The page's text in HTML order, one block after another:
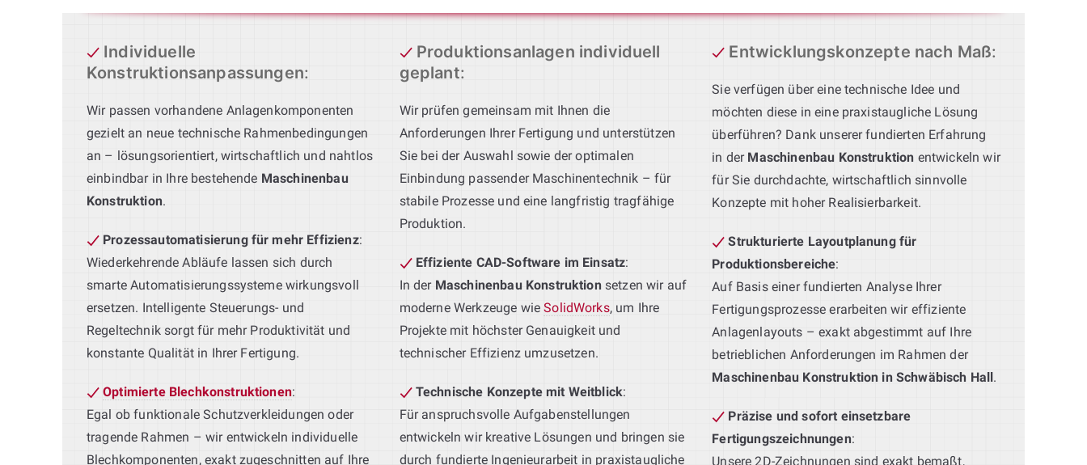
Individuelle
Konstruktionsanpassungen:
Wir passen vorhandene Anlagenkomponenten
gezielt an neue technische Rahmenbedingungen
an – lösungsorientiert, wirtschaftlich und nahtlos
einbindbar in Ihre bestehende Maschinenbau
Konstruktion.
Prozessautomatisierung für mehr Effizienz:
Wiederkehrende Abläufe lassen sich durch
smarte Automatisierungssysteme wirkungsvoll
ersetzen. Intelligente Steuerungs- und
Regeltechnik sorgt für mehr Produktivität und
konstante Qualität in Ihrer Fertigung.
Optimierte Blechkonstruktionen:
Egal ob funktionale Schutzverkleidungen oder
tragende Rahmen – wir entwickeln individuelle
Blechkomponenten, exakt zugeschnitten auf Ihre
Produktionsanlagen individuell
geplant:
Wir prüfen gemeinsam mit Ihnen die
Anforderungen Ihrer Fertigung und unterstützen
Sie bei der Auswahl sowie der optimalen
Einbindung passender Maschinentechnik – für
stabile Prozesse und eine langfristig tragfähige
Produktion.
Effiziente CAD-Software im Einsatz:
In der Maschinenbau Konstruktionsetzen wir auf
moderne Werkzeuge wieSolidWorks, um Ihre
Projekte mit höchster Genauigkeit und
technischer Effizienz umzusetzen.
Technische Konzepte mit Weitblick:
Für anspruchsvolle Aufgabenstellungen
entwickeln wir kreative Lösungen und bringen sie
durch fundierte Ingenieurarbeit in praxistaugliche
Entwicklungskonzepte nach Maß:
Sie verfügen über eine technische Idee und
möchten diese in eine praxistaugliche Lösung
überführen? Dank unserer fundierten Erfahrung
in der Maschinenbau Konstruktion entwickeln wir
für Sie durchdachte, wirtschaftlich sinnvolle
Konzepte mit hoher Realisierbarkeit.
Strukturierte Layoutplanung für
Produktionsbereiche:
Auf Basis einer fundierten Analyse Ihrer
Fertigungsprozesse erarbeiten wir effiziente
Anlagenlayouts – exakt abgestimmt auf Ihre
betrieblichen Anforderungen im Rahmen der
Maschinenbau Konstruktion in Schwäbisch Hall.
Präzise und sofort einsetzbare
Fertigungszeichnungen:
Unsere 2D-Zeichnungen sind exakt bemaßt,